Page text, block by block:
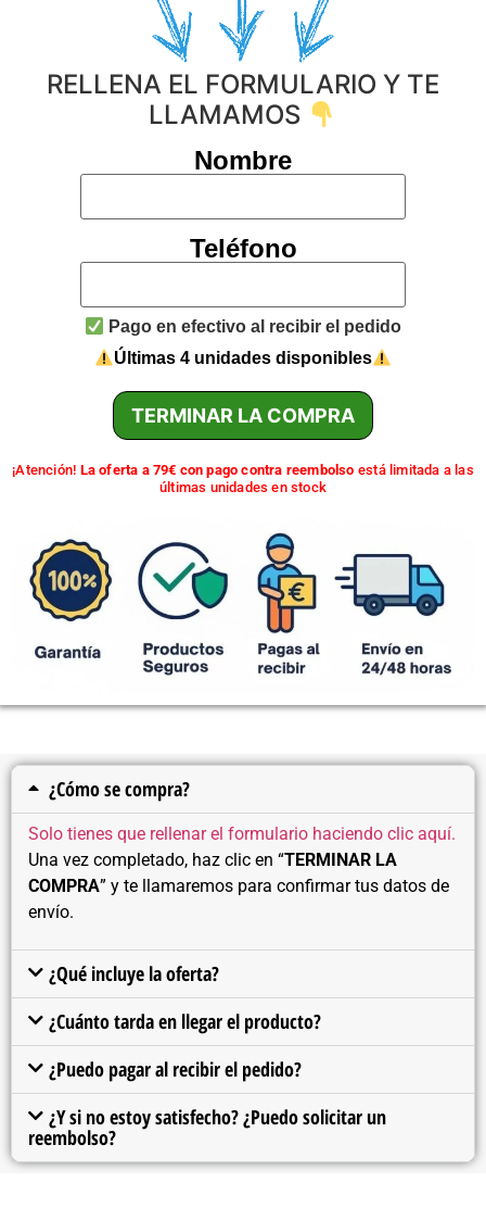
RELLENA EL FORMULARIO Y TE
LLAMAMOS
Nombre
Teléfono
Pago en efectivo al recibir el pedido
Últimas 4 unidades disponibles
TERMINAR LA COMPRA
¡Atención! La oferta a 79€ con pago contra reembolso está limitada a las
últimas unidades en stock
¿Cómo se compra?
Solo tienes que rellenar el formulario haciendo clic aquí.
Una vez completado, haz clic en “TERMINAR LA
COMPRA” y te llamaremos para confirmar tus datos de
envío.
¿Qué incluye la oferta?
¿Cuánto tarda en llegar el producto?
¿Puedo pagar al recibir el pedido?
¿Y si no estoy satisfecho? ¿Puedo solicitar un
reembolso?